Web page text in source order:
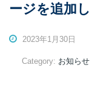
ージを追加
2023年1月30日
Category: お知らせ